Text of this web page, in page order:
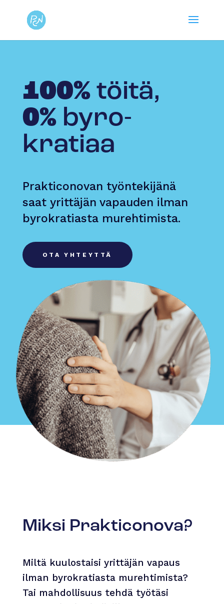
100%töitä,
0% byro­
kratiaa
Prakticonovan työntekijänä
saat yrittäjän vapauden ilman
byrokratiasta murehtimista.
OTA YHTEYTTÄ
Miksi Prakticonova?
Miltä kuulostaisi yrittäjän vapaus
ilman byrokratiasta murehtimista?
Tai mahdollisuus tehdä työtäsi